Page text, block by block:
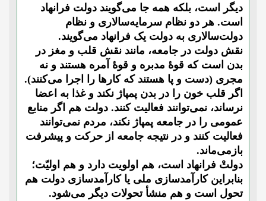
دیگر است، بلکه همه جا می‌گویند دولت فرانهاد
است. هر دو نظام ‌سرمایه‌سالاری و نظام
دولت‌سالاری به دولت یک فرانهاد می‌گویند.
نقش دولت در جامعه، مانند نقش قلب و مغز در
بدن است که قوۀ مدبره و قوۀ آمره هستند و نه
مجری (دست و پا هستند که کارها را اجرا می‌کنند).
اگر قلب خون را در بدن پمپاژ نکند و غذا به اعضا
نرساند، نمی‌توانند فعالیت کنند. دولت هم اگر منابع
عمومی را در جامعه پمپاژ نکند، مردم نمی‌توانند
فعالیت کنند و در نتیجه جامعه از حرکت و پیشرفت
بازمی‌ماند.
دولتْ فرانهاد است، هم اولویت دارد و هم اولیّت؛
بنابراین کارآمدسازی ملی یا کارآمدسازی دولت هم
تحول است و هم منشأ تحولات دیگر می‌شود.